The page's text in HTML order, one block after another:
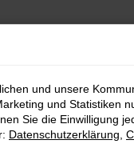
und unsere
und Statistiken
Sie die Einwilligung
Datenschutzerklärung